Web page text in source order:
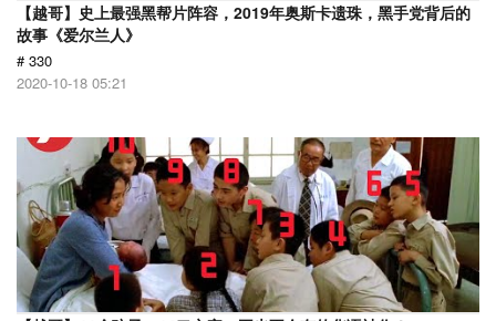
【越哥】史上最强黑帮片阵容，2019年奥斯卡遗珠，黑手党背后的
故事《爱尔兰人》
# 330
2020-10-18 05:21